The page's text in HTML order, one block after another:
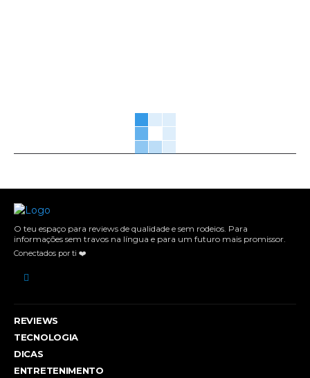
O teu espaço para reviews de qualidade e sem rodeios. Para
informações sem travos na língua e para um futuro mais promissor.
Conectados por ti ❤️
REVIEWS
TECNOLOGIA
DICAS
ENTRETENIMENTO